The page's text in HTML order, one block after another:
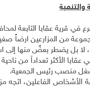
والتنمية
في قرية عقابا التابعة
من المزارعين ارضاً
لا بل يضطر بعضٌ منها إلى
الأكثر تعداداً من
منصب رئيس الجمعية.
الأشخاص الفاعلين، اتجه